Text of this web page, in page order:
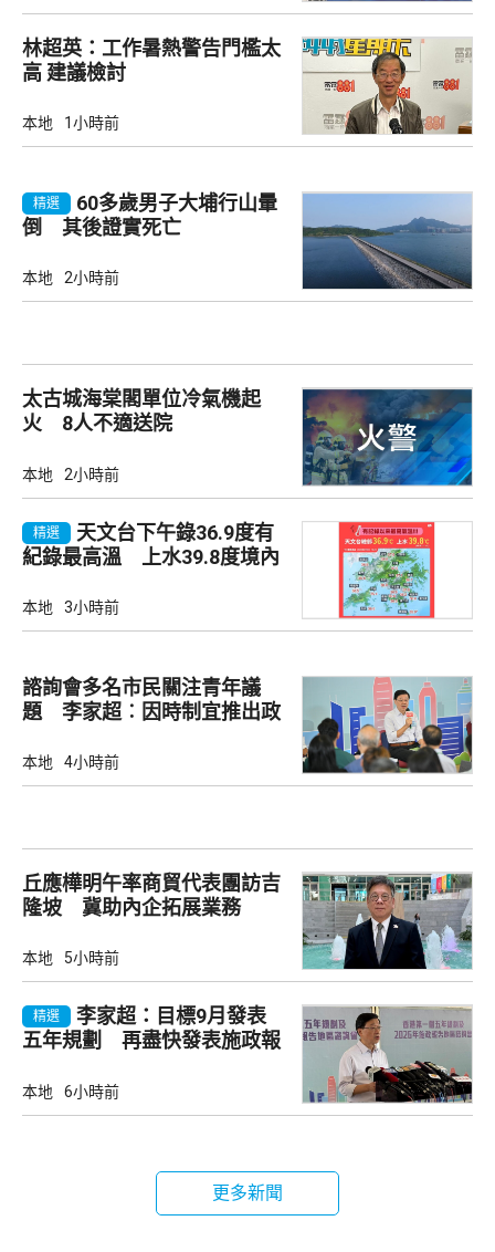
林超英：工作暑熱警告門檻太
高 建議檢討
本地 1小時前
精選
60多歲男子大埔行山暈
倒 其後證實死亡
本地 2小時前
太古城海棠閣單位冷氣機起
火 8人不適送院
本地 2小時前
精選
天文台下午錄36.9度有
紀錄最高溫 上水39.8度境內
本地 3小時前
諮詢會多名市民關注青年議
題 李家超︰因時制宜推出政
本地 4小時前
丘應樺明午率商貿代表團訪吉
隆坡 冀助內企拓展業務
本地 5小時前
精選
李家超：目標9月發表
五年規劃 再盡快發表施政報
本地 6小時前
更多新聞